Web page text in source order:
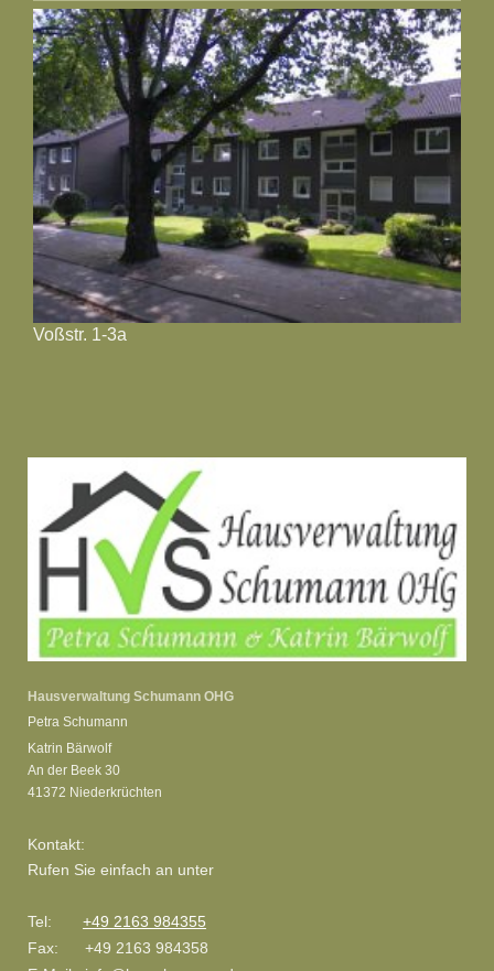
Voßstr. 1-3a
Hausverwaltung Schumann OHG
Petra Schumann
Katrin Bärwolf
An der Beek 30
41372 Niederkrüchten
Kontakt:
Rufen Sie einfach an unter
Tel: +49 2163 984355
Fax: +49 2163 984358